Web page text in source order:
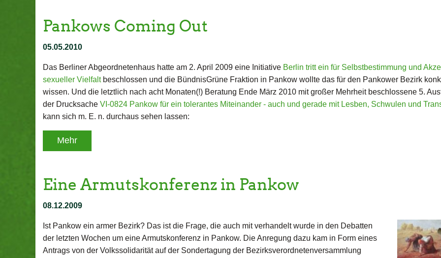
Pankows Coming Out
05.05.2010
Das Berliner Abgeordnetenhaus hatte am 2. April 2009 eine Initiative Berlin tritt ein für Selbstbestimmung und
sexueller Vielfaltbeschlossen und die BündnisGrüne Fraktion in Pankow wollte das für den Pankower Bezirk
wissen. Und die letztlich nach acht Monaten(!) Beratung Ende März 2010 mit großer Mehrheit beschlossene 5.
der Drucksache VI-0824 Pankow für ein tolerantes Miteinander - auch und gerade mit Lesben, Schwulen und
kann sich m. E. n. durchaus sehen lassen:
Mehr
Eine Armutskonferenz in Pankow
08.12.2009
Ist Pankow ein armer Bezirk? Das ist die Frage, die auch mit verhandelt wurde in den Debatten
der letzten Wochen um eine Armutskonferenz in Pankow. Die Anregung dazu kam in Form eines
Antrags von der Volkssolidarität auf der Sondertagung der Bezirksverordnetenversammlung